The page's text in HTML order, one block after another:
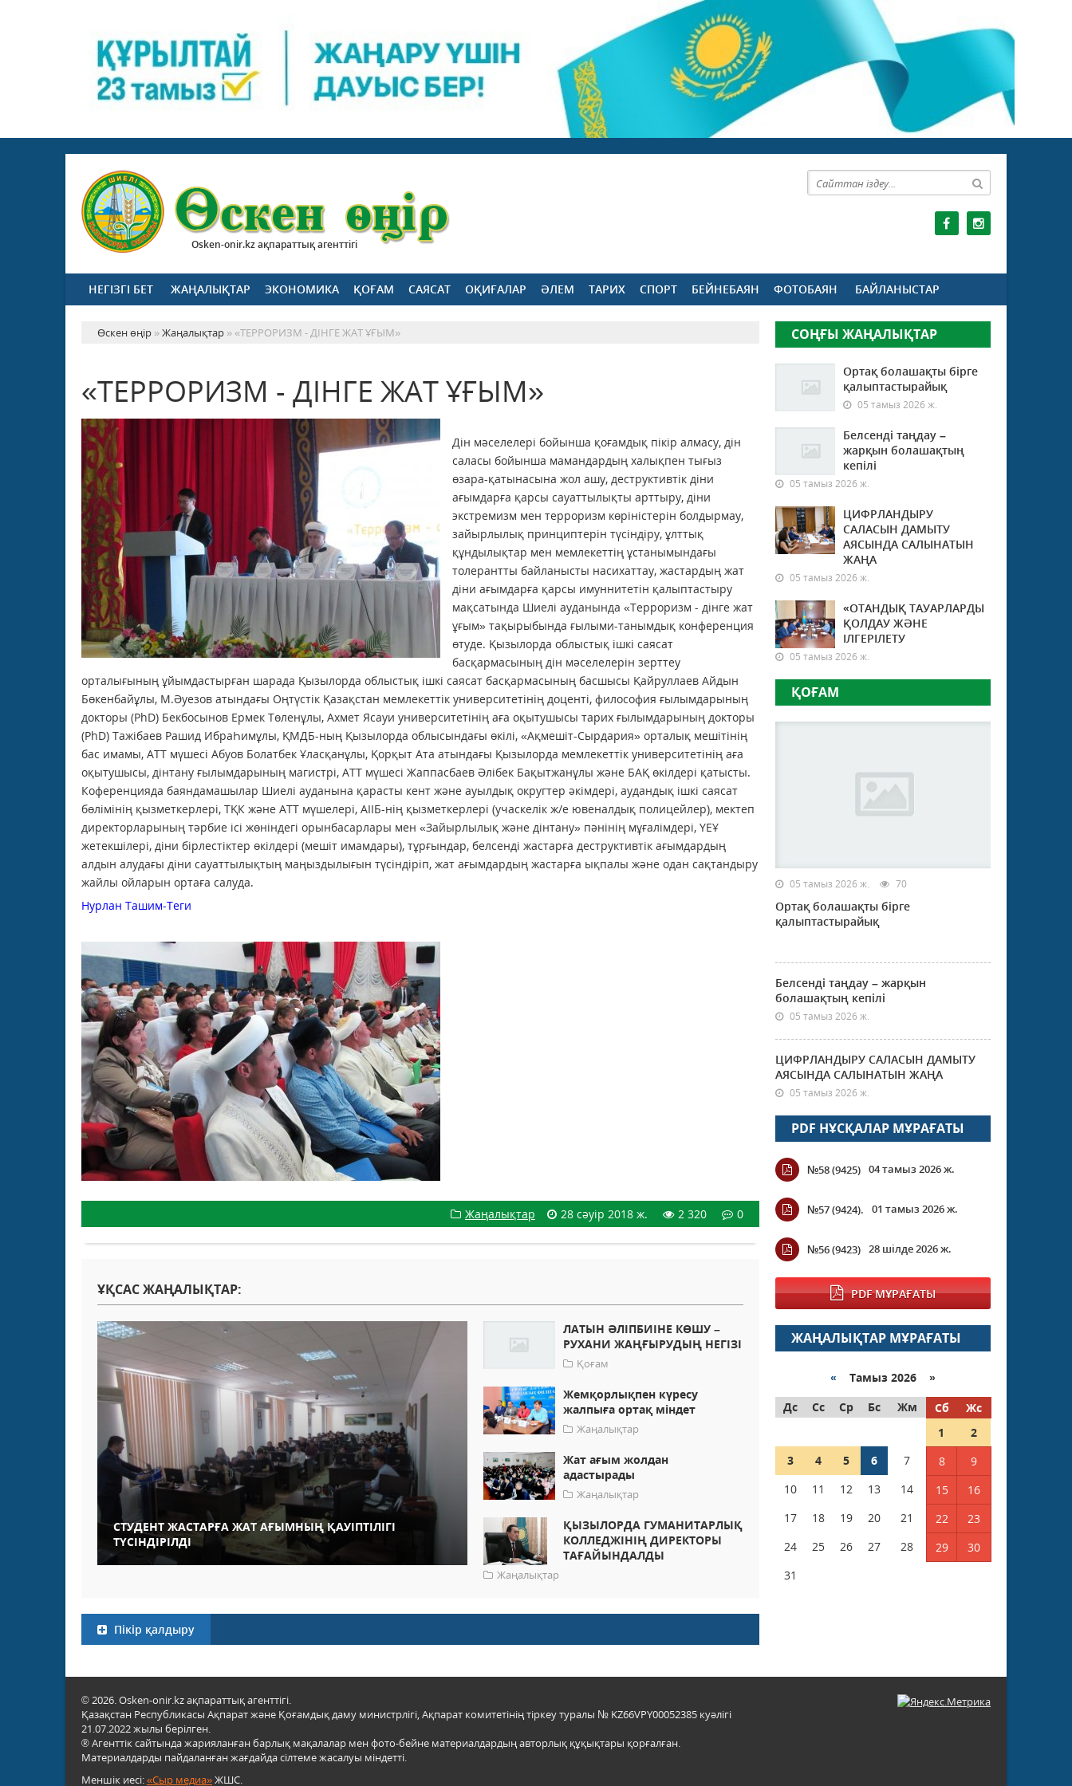
Osken-onir.kz ақпараттық агенттігі
НЕГІЗГІ БЕТ ЖАҢАЛЫҚТАР ЭКОНОМИКА ҚОҒАМ САЯСАТ ОҚИҒАЛАР ӘЛЕМ ТАРИХ СПОРТ БЕЙНЕБАЯН ФОТОБАЯН БАЙЛАНЫСТАР
Өскен өңір »Жаңалықтар » «ТЕРРОРИЗМ - ДІНГЕ ЖАТ ҰҒЫМ»
«ТЕРРОРИЗМ - ДІНГЕ ЖАТ ҰҒЫМ»
Дін мәселелері бойынша қоғамдық пікір алмасу, дін
саласы бойынша мамандардың халықпен тығыз
өзара-қатынасына жол ашу, деструктивтік діни
ағымдарға қарсы сауаттылықты арттыру, діни
экстремизм мен терроризм көріністерін болдырмау,
зайырлылық принциптерін түсіндіру, ұлттық
құндылықтар мен мемлекеттің ұстанымындағы
толерантты байланысты насихаттау, жастардың жат
діни ағымдарға қарсы имуннитетін қалыптастыру
мақсатында Шиелі ауданында «Терроризм - дінге жат
ұғым» тақырыбында ғылыми-танымдық конференция
өтуде. Қызылорда облыстық ішкі саясат
басқармасының дін мәселелерін зерттеу
орталығының ұйымдастырған шарада Қызылорда облыстық ішкі саясат басқармасының басшысы Қайруллаев Айдын
Бөкенбайұлы, М.Әуезов атындағы Оңтүстік Қазақстан мемлекеттік университетінің доценті, философия ғылымдарының
докторы (PhD) Бекбосынов Ермек Төленұлы, Ахмет Ясауи университетінің аға оқытушысы тарих ғылымдарының докторы
(PhD) Тажібаев Рашид ИбраҺимұлы, ҚМДБ-ның Қызылорда облысындағы өкілі, «Ақмешіт-Сырдария» орталық мешітінің
бас имамы, АТТ мүшесі Абуов Болатбек Ұласқанұлы, Қорқыт Ата атындағы Қызылорда мемлекеттік университетінің аға
оқытушысы, дінтану ғылымдарының магистрі, АТТ мүшесі Жаппасбаев Әлібек Бақытжанұлы және БАҚ өкілдері қатысты.
Коференцияда баяндамашылар Шиелі ауданына қарасты кент және ауылдық округтер әкімдері, аудандық ішкі саясат
бөлімінің қызметкерлері, ТҚК және АТТ мүшелері, АІІБ-нің қызметкерлері (учаскелік ж/е ювеналдық полицейлер), мектеп
директорларының тәрбие ісі жөніндегі орынбасарлары мен «Зайырлылық және дінтану» пәнінің мұғалімдері, ҮЕҰ
жетекшілері, діни бірлестіктер өкілдері (мешіт имамдары), тұрғындар, белсенді жастарға деструктивтік ағымдардың
алдын алудағы діни сауаттылықтың маңыздылығын түсіндіріп, жат ағымдардың жастарға ықпалы және одан сақтандыру
жайлы ойларын ортаға салуда.
Нурлан Ташим-Теги
Жаңалықтар 28 сәуір 2018 ж. 2 320 0
ҰҚСАС ЖАҢАЛЫҚТАР:
СТУДЕНТ ЖАСТАРҒА ЖАТ АҒЫМНЫҢ ҚАУІПТІЛІГІ
ТҮСІНДІРІЛДІ
ЛАТЫН ӘЛІПБИІНЕ КӨШУ –
РУХАНИ ЖАҢҒЫРУДЫҢ НЕГІЗІ
Қоғам
Жемқорлықпен күресу
жалпыға ортақ міндет
Жаңалықтар
Жат ағым жолдан
адастырады
Жаңалықтар
ҚЫЗЫЛОРДА ГУМАНИТАРЛЫҚ
КОЛЛЕДЖІНІҢ ДИРЕКТОРЫ
ТАҒАЙЫНДАЛДЫ
Жаңалықтар
Пікір қалдыру
СОҢҒЫ ЖАҢАЛЫҚТАР
Ортақ болашақты бірге
қалыптастырайық
05 тамыз 2026 ж.
Белсенді таңдау –
жарқын болашақтың
кепілі
05 тамыз 2026 ж.
ЦИФРЛАНДЫРУ
САЛАСЫН ДАМЫТУ
АЯСЫНДА САЛЫНАТЫН
ЖАҢА
05 тамыз 2026 ж.
«ОТАНДЫҚ ТАУАРЛАРДЫ
ҚОЛДАУ ЖӘНЕ
ІЛГЕРІЛЕТУ
05 тамыз 2026 ж.
ҚОҒАМ
05 тамыз 2026 ж. 70
Ортақ болашақты бірге
қалыптастырайық
Белсенді таңдау – жарқын
болашақтың кепілі
05 тамыз 2026 ж.
ЦИФРЛАНДЫРУ САЛАСЫН ДАМЫТУ
АЯСЫНДА САЛЫНАТЫН ЖАҢА
05 тамыз 2026 ж.
PDF НҰСҚАЛАР МҰРАҒАТЫ
№58 (9425) 04 тамыз 2026 ж.
№57 (9424). 01 тамыз 2026 ж.
№56 (9423) 28 шілде 2026 ж.
PDF МҰРАҒАТЫ
ЖАҢАЛЫҚТАР МҰРАҒАТЫ
« Тамыз 2026 »
Дс
Сс Ср Бс Жм Сб
Жс
1
2
3
4 5 6 7 8
9
10
11 12 13 14 15
16
17
18 19 20 21 22
23
24
25 26 27 28 29
30
31
© 2026. Osken-onir.kz ақпараттық агенттігі.
Қазақстан Республикасы Ақпарат және Қоғамдық даму министрлігі, Ақпарат комитетінің тіркеу туралы № KZ66VPY00052385 куәлігі
21.07.2022 жылы берілген.
® Агенттік сайтында жарияланған барлық мақалалар мен фото-бейне материалдардың авторлық құқықтары қорғалған.
Материалдарды пайдаланған жағдайда сілтеме жасалуы міндетті.
Меншік иесі:«Сыр медиа»ЖШС.